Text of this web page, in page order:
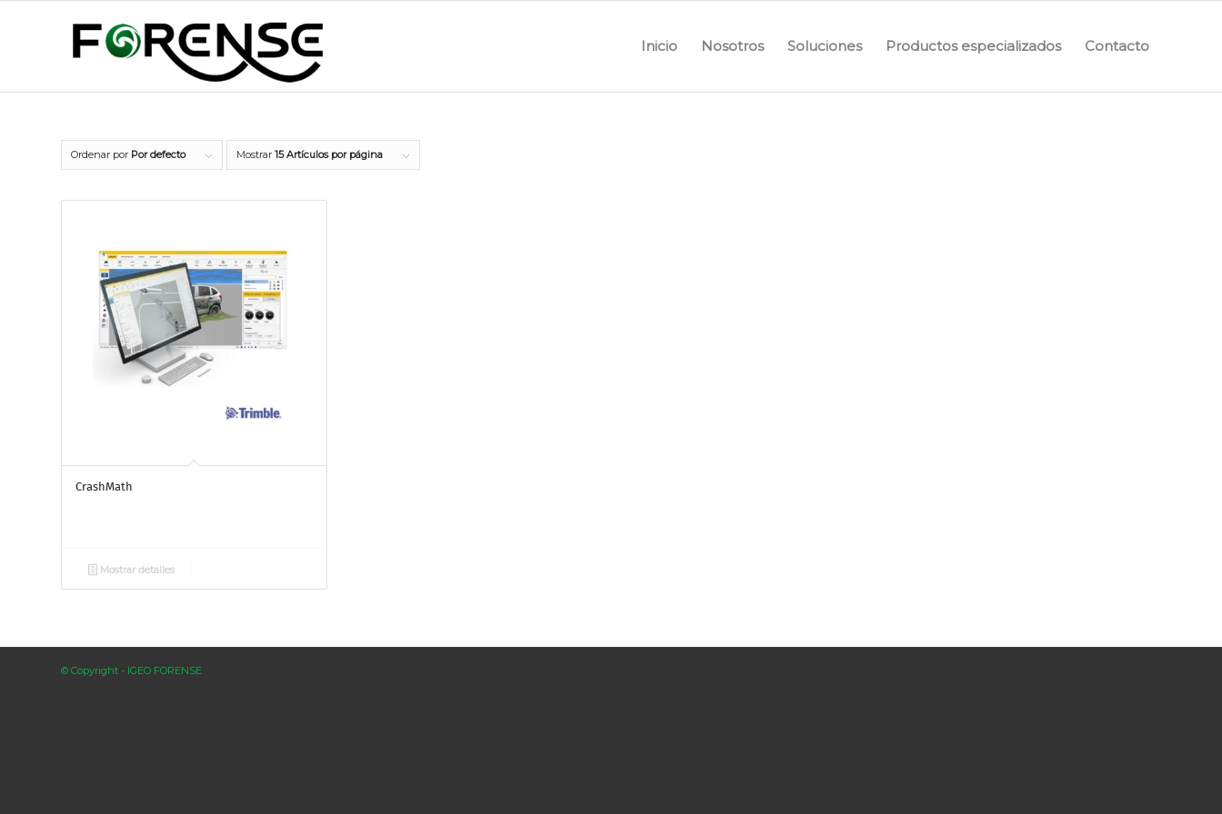
Inicio Nosotros Soluciones Productos especializados Contacto
Ordenar por Por defecto Mostrar 15 Artículos por página
CrashMath
Mostrar detalles
© Copyright - IGEO FORENSE